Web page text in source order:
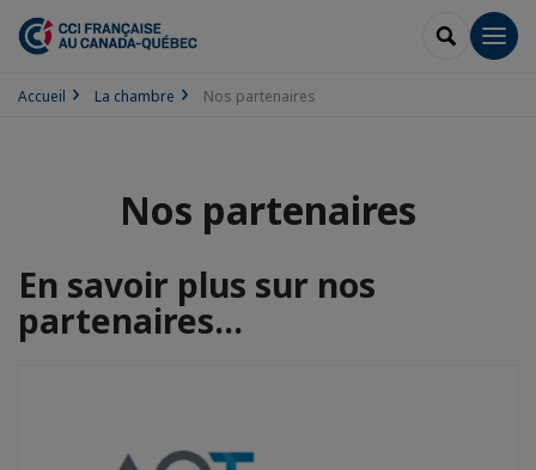
Accueil La chambre Nos partenaires
Nos partenaires
En savoir plus sur nos
partenaires...